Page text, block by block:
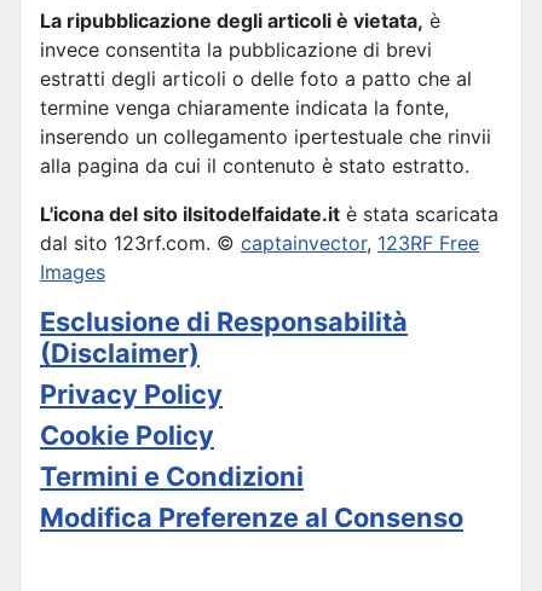
La ripubblicazione degli articoli è vietata, è
invece consentita la pubblicazione di brevi
estratti degli articoli o delle foto a patto che al
termine venga chiaramente indicata la fonte,
inserendo un collegamento ipertestuale che rinvii
alla pagina da cui il contenuto è stato estratto.
L'icona del sito ilsitodelfaidate.it è stata scaricata
dal sito 123rf.com. © captainvector, 123RF Free
Images
Esclusione di Responsabilità
(Disclaimer)
Privacy Policy
Cookie Policy
Termini e Condizioni
Modifica Preferenze al Consenso